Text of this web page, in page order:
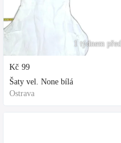
1 týdnem před
Kč 99
Šaty vel. None bílá
Ostrava